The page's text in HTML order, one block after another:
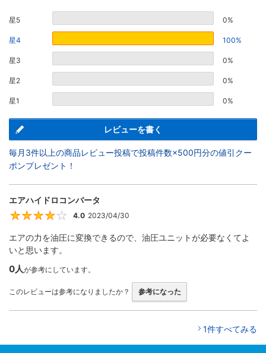
星5 0%
星4 100%
星3 0%
星2 0%
星1 0%
レビューを書く
毎月3件以上の商品レビュー投稿で投稿件数×500円分の値引クー
ポンプレゼント！
エアハイドロコンバータ
4
4.0 2023/04/30
エアの力を油圧に変換できるので、油圧ユニットが必要なくてよ
いと思います。
0人が参考にしています。
このレビューは参考になりましたか？ 参考になった
1件すべてみる